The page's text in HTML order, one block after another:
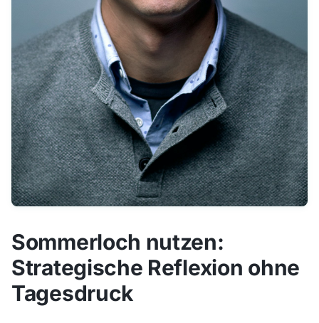
Sommerloch nutzen:
Strategische Reflexion ohne
Tagesdruck